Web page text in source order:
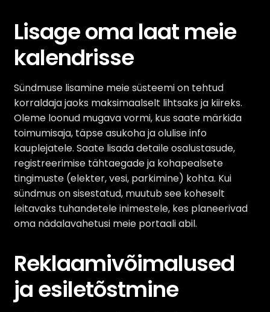
Lisage oma laat meie
kalendrisse
Sündmuse lisamine meie süsteemi on tehtud
korraldaja jaoks maksimaalselt lihtsaks ja kiireks.
Oleme loonud mugava vormi, kus saate märkida
toimumisaja, täpse asukoha ja olulise info
kauplejatele. Saate lisada detaile osalustasude,
registreerimise tähtaegade ja kohapealsete
tingimuste (elekter, vesi, parkimine) kohta. Kui
sündmus on sisestatud, muutub see koheselt
leitavaks tuhandetele inimestele, kes planeerivad
oma nädalavahetusi meie portaali abil.
Reklaamivõimalused
ja esiletõstmine